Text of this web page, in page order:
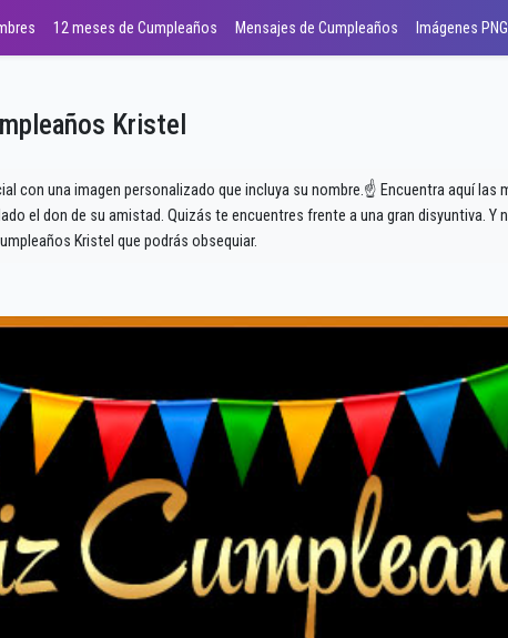
12 meses de Cumpleaños Mensajes de Cumpleaños Imágenes
Kristel
con una imagen personalizado que incluya su nombre.☝ Encuentra aquí las
el don de su amistad. Quizás te encuentres frente a una gran disyuntiva. Y
Kristel que podrás obsequiar.